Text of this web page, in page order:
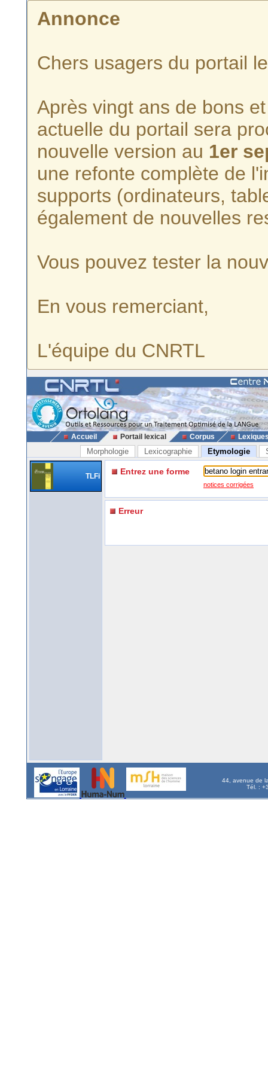
Annonce
Chers usagers du portail
Après vingt ans de bons
actuelle du portail sera
nouvelle version au 1er
une refonte complète de
supports (ordinateurs,
également de nouvelles
Vous pouvez tester la
En vous remerciant,
L'équipe du CNRTL
Accueil Portail lexical Corpus
Morphologie Lexicographie Etymologie
TLFi Entrez une forme
notices corrigées
Erreur
44, avenue de
Tél. :